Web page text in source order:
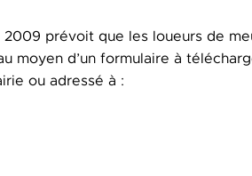
prévoit que les loueurs de
moyen d’un formulaire à
ou adressé à :